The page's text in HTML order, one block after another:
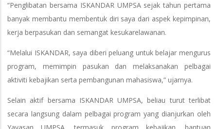
“Penglibatan bersama ISKANDAR UMPSA sejak tahun pertama
banyak membantu membentuk diri saya dari aspek kepimpinan,
kerja berpasukan dan semangat kesukarelawanan.
“Melalui ISKANDAR, saya diberi peluang untuk belajar mengurus
program, memimpin pasukan dan melaksanakan pelbagai
aktiviti kebajikan serta pembangunan mahasiswa,” ujarnya.
Selain aktif bersama ISKANDAR UMPSA, beliau turut terlibat
secara langsung dalam pelbagai program yang dianjurkan oleh